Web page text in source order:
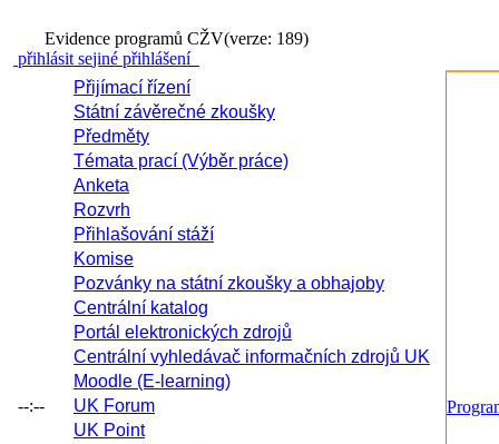
Evidence programů CŽV(verze: 189)
přihlásit sejiné přihlášení
--:--
Přijímací řízení
Státní závěrečné zkoušky
Předměty
Témata prací (Výběr práce)
Anketa
Rozvrh
Přihlašování stáží
Komise
Pozvánky na státní zkoušky a obhajoby
Centrální katalog
Portál elektronických zdrojů
Centrální vyhledávač informačních zdrojů UK
Moodle (E-learning)
UK Forum
UK Point